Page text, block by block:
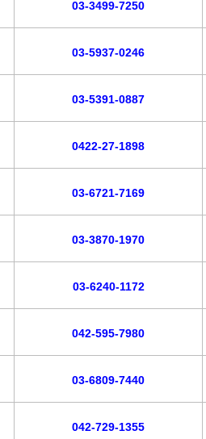
03-3499-7250
03-5937-0246
03-5391-0887
0422-27-1898
03-6721-7169
03-3870-1970
03-6240-1172
042-595-7980
03-6809-7440
042-729-1355